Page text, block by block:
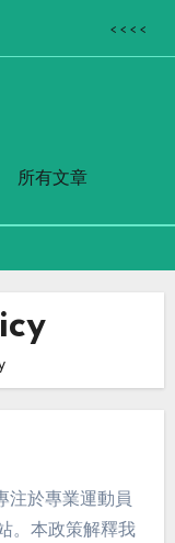
< < < <
所有文章
注於專業運動員
。本政策解釋我